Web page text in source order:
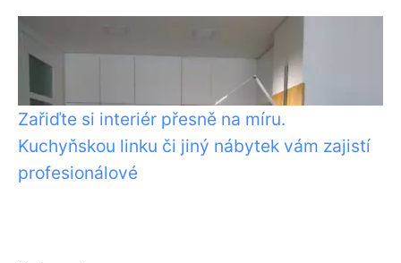
Zařiďte si interiér přesně na míru.
Kuchyňskou linku či jiný nábytek vám zajistí
profesionálové